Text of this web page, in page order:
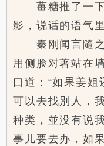
薑糖推了一下
影，说话的语气
秦刚闻言隨之
用侧脸对著站在
口道：“如果姜
可以去找別人，
种类，並没有说
事儿要去办，如